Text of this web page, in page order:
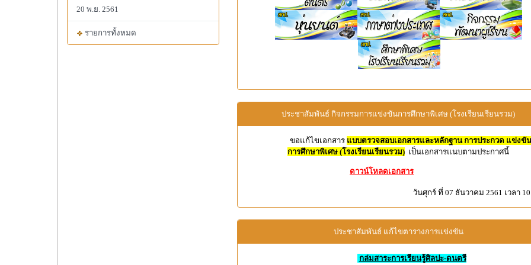
20 พ.ย. 2561
รายการทั้งหมด
ประชาสัมพันธ์ กิจกรรมการแข่งขันการศึกษาพิเศษ (โรงเรียนเรียนรวม)
ขอแก้ไขเอกสาร แบบตรวจสอบเอกสารและหลักฐาน การประกวด แข่งขั
การศึกษาพิเศษ (โรงเรียนเรียนรวม) เป็นเอกสารแนบตามประกาศนี้
ดาวน์โหลดเอกสาร
วันศุกร์ ที่ 07 ธันวาคม 2561 เวลา
ประชาสัมพันธ์ แก้ไขตารางการแข่งขัน
กล่มสาระการเรียนรู้ศิลปะ-ดนตรี